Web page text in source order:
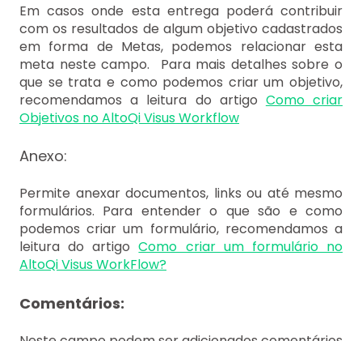
Em casos onde esta entrega poderá contribuir
com os resultados de algum objetivo cadastrados
em forma de Metas, podemos relacionar esta
meta neste campo. Para mais detalhes sobre o
que se trata e como podemos criar um objetivo,
recomendamos a leitura do artigo Como criar
Objetivos no AltoQi Visus Workflow
Anexo:
Permite anexar documentos, links ou até mesmo
formulários. Para entender o que são e como
podemos criar um formulário, recomendamos a
leitura do artigoComo criar um formulário no
AltoQi Visus WorkFlow?
Comentários: